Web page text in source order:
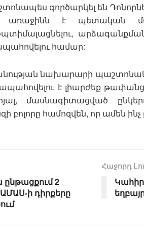
գործարկել են
է պետական
համար:
նախարարի
է լիարժեք
մասնագիտացված
բոլորը համոզվեն, որ ամեն
ընթացքում 2
ի դիրքերը
Հաջորդ